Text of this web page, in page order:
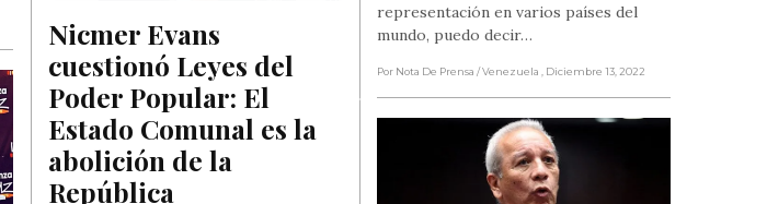
representación en varios países del
mundo, puedo decir…
Por Nota De Prensa / Venezuela , Diciembre 13, 2022
Nicmer Evans
cuestionó Leyes del
Poder Popular: El
Estado Comunal es la
abolición de la
República